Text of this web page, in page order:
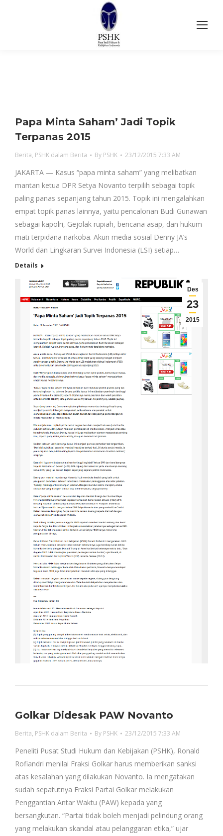
Papa Minta Saham’ Jadi Topik
Terpanas 2015
Berita, PSHK dalam Berita By PSHK 23/12/2015 7:33 AM
JAKARTA — Kasus “papa minta saham” yang melibatkan
mantan ketua DPR Setya Novanto terpilih sebagai topik
paling panas sepanjang tahun 2015. Topik ini mengalahkan
empat topik panas lainnya, yaitu pencalonan Budi Gunawan
sebagai kapolri, Gejolak rupiah, bencana asap, dan hukum
mati terpidana narkoba. Akun media sosial Denny JA’s
World dan Lingkaran Survei Indonesia (LSI) setiap…
Details
Des
23
2015
Golkar Didesak PAW Novanto
Berita, PSHK dalam Berita By PSHK 23/12/2015 7:33 AM
Peneliti Pusat Studi Hukum dan Kebijakan (PSHK), Ronald
Rofiandri menilai Fraksi Golkar harus memberikan sanksi
atas kesalahan yang dilakukan Novanto. Ia mengatakan
sudah sepatutnya Fraksi Partai Golkar melakukan
Penggantian Antar Waktu (PAW) kepada yang
bersangkutan. “Partai tidak boleh menjadi pelindung orang
yang melakukan skandal atau pelanggaran etika,” ujar